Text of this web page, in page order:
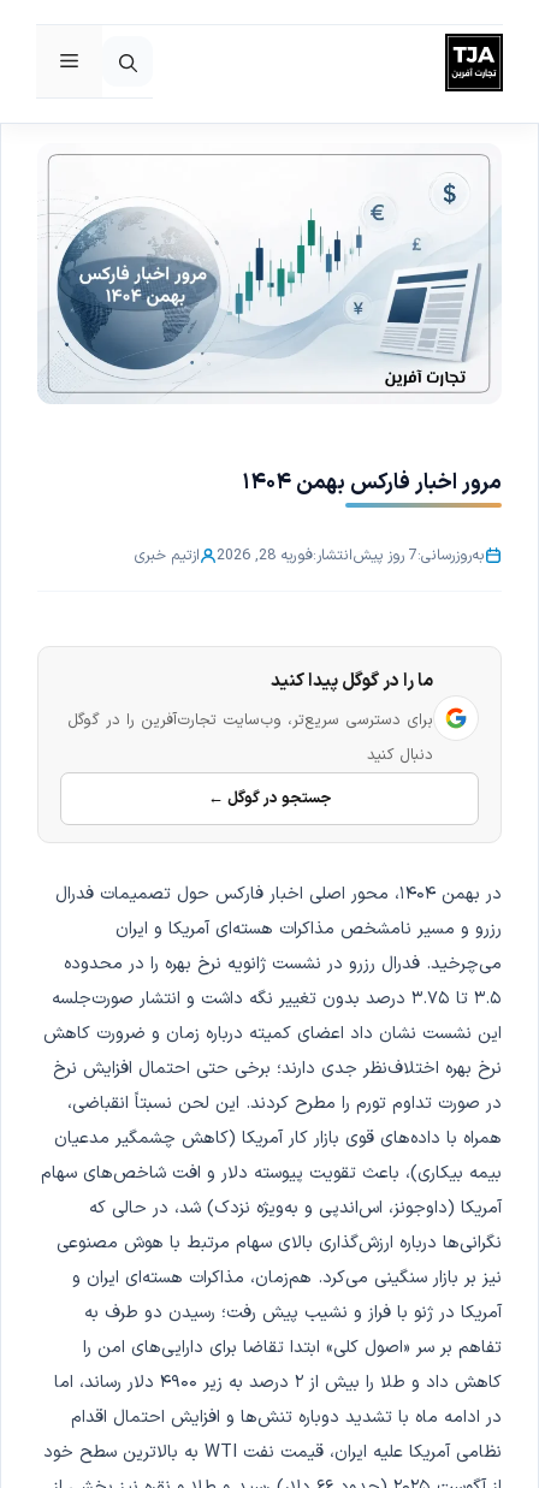
پرش
به
فهرست
مرور اخبار فارکس بهمن ۱۴۰۴
به‌روزرسانی:7 روز پیش انتشار:فوریه 28, 2026 ازتیم خبری
ما را در گوگل پیدا کنید
برای دسترسی سریع‌تر، وب‌سایت تجارت‌آفرین را در گوگل
دنبال کنید
جستجو در گوگل ←
در بهمن ۱۴۰۴، محور اصلی اخبار فارکس حول تصمیمات فدرال
رزرو و مسیر نامشخص مذاکرات هسته‌ای آمریکا و ایران
می‌چرخید. فدرال رزرو در نشست ژانویه نرخ بهره را در محدوده
۳.۵ تا ۳.۷۵ درصد بدون تغییر نگه داشت و انتشار صورت‌جلسه
این نشست نشان داد اعضای کمیته درباره زمان و ضرورت کاهش
نرخ بهره اختلاف‌نظر جدی دارند؛ برخی حتی احتمال افزایش نرخ
در صورت تداوم تورم را مطرح کردند. این لحن نسبتاً انقباضی،
همراه با داده‌های قوی بازار کار آمریکا (کاهش چشمگیر مدعیان
بیمه بیکاری)، باعث تقویت پیوسته دلار و افت شاخص‌های سهام
آمریکا (داوجونز، اس‌اندپی و به‌ویژه نزدک) شد، در حالی که
نگرانی‌ها درباره ارزش‌گذاری بالای سهام مرتبط با هوش مصنوعی
نیز بر بازار سنگینی می‌کرد. هم‌زمان، مذاکرات هسته‌ای ایران و
آمریکا در ژنو با فراز و نشیب پیش رفت؛ رسیدن دو طرف به
تفاهم بر سر «اصول کلی» ابتدا تقاضا برای دارایی‌های امن را
کاهش داد و طلا را بیش از ۲ درصد به زیر ۴۹۰۰ دلار رساند، اما
در ادامه ماه با تشدید دوباره تنش‌ها و افزایش احتمال اقدام
نظامی آمریکا علیه ایران، قیمت نفت WTI به بالاترین سطح خود